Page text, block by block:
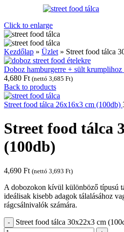
Click to enlarge
Kezdőlap » Üzlet » Street food tálca
Doboz hamburgerre + sült
4,680 Ft (nettó 3,685 Ft)
Back to products
Street food tálca 26x16x3 cm (100db)
Street food tálca
(100db)
4,690 Ft (nettó 3,693 Ft)
A dobozokon kívül különböző típusú
ideálisak kisebb adagok tálalásához
rágcsálnivalók számára.
Street food tálca 30x22x3 cm